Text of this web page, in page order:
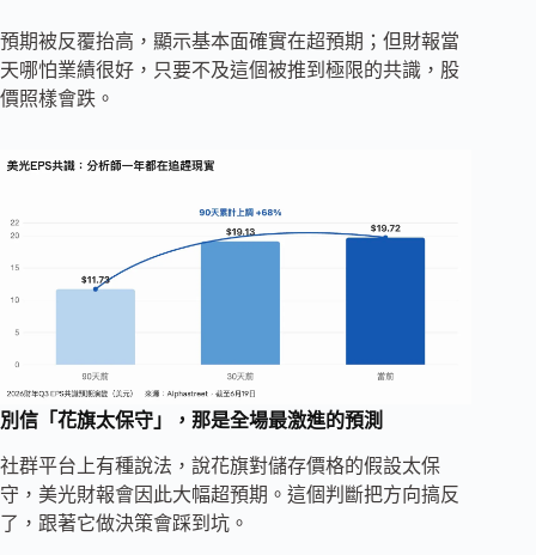
預期被反覆抬高，顯示基本面確實在超預期；但財報當
天哪怕業績很好，只要不及這個被推到極限的共識，股
價照樣會跌。
別信「花旗太保守」，那是全場最激進的預測
社群平台上有種說法，說花旗對儲存價格的假設太保
守，美光財報會因此大幅超預期。這個判斷把方向搞反
了，跟著它做決策會踩到坑。